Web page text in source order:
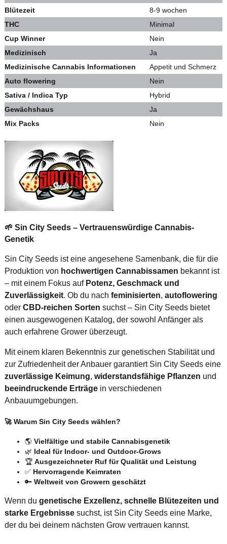
Blütezeit
8-9 wochen
THC
Minimal
Cup Winner
Nein
Medizinisch
Ja
Medizinische Cannabis Informationen
Appetit und Schmerz
Auto flowering
Nein
Sativa / Indica Typ
Hybrid
Gewächshaus
Ja
Mix Packs
Nein
🌱 Sin City Seeds – Vertrauenswürdige Cannabis-
Genetik
Sin City Seeds ist eine angesehene Samenbank, die für die
Produktion von hochwertigen Cannabissamen bekannt ist
– mit einem Fokus auf Potenz, Geschmack und
Zuverlässigkeit. Ob du nach feminisierten, autoflowering
oder CBD-reichen Sorten suchst – Sin City Seeds bietet
einen ausgewogenen Katalog, der sowohl Anfänger als
auch erfahrene Grower überzeugt.
Mit einem klaren Bekenntnis zur genetischen Stabilität und
zur Zufriedenheit der Anbauer garantiert Sin City Seeds eine
zuverlässige Keimung, widerstandsfähige Pflanzen und
beeindruckende Erträgein verschiedenen
Anbauumgebungen.
🚀 Warum Sin City Seeds wählen?
🌎 Vielfältige und stabile Cannabisgenetik
🌿 Ideal für Indoor- und Outdoor-Grows
🏆 Ausgezeichneter Ruf für Qualität und Leistung
✅ Hervorragende Keimraten
🔑 Weltweit von Growern geschätzt
Wenn du genetische Exzellenz, schnelle Blütezeiten und
starke Ergebnissesuchst, ist Sin City Seeds eine Marke,
der du bei deinem nächsten Grow vertrauen kannst.